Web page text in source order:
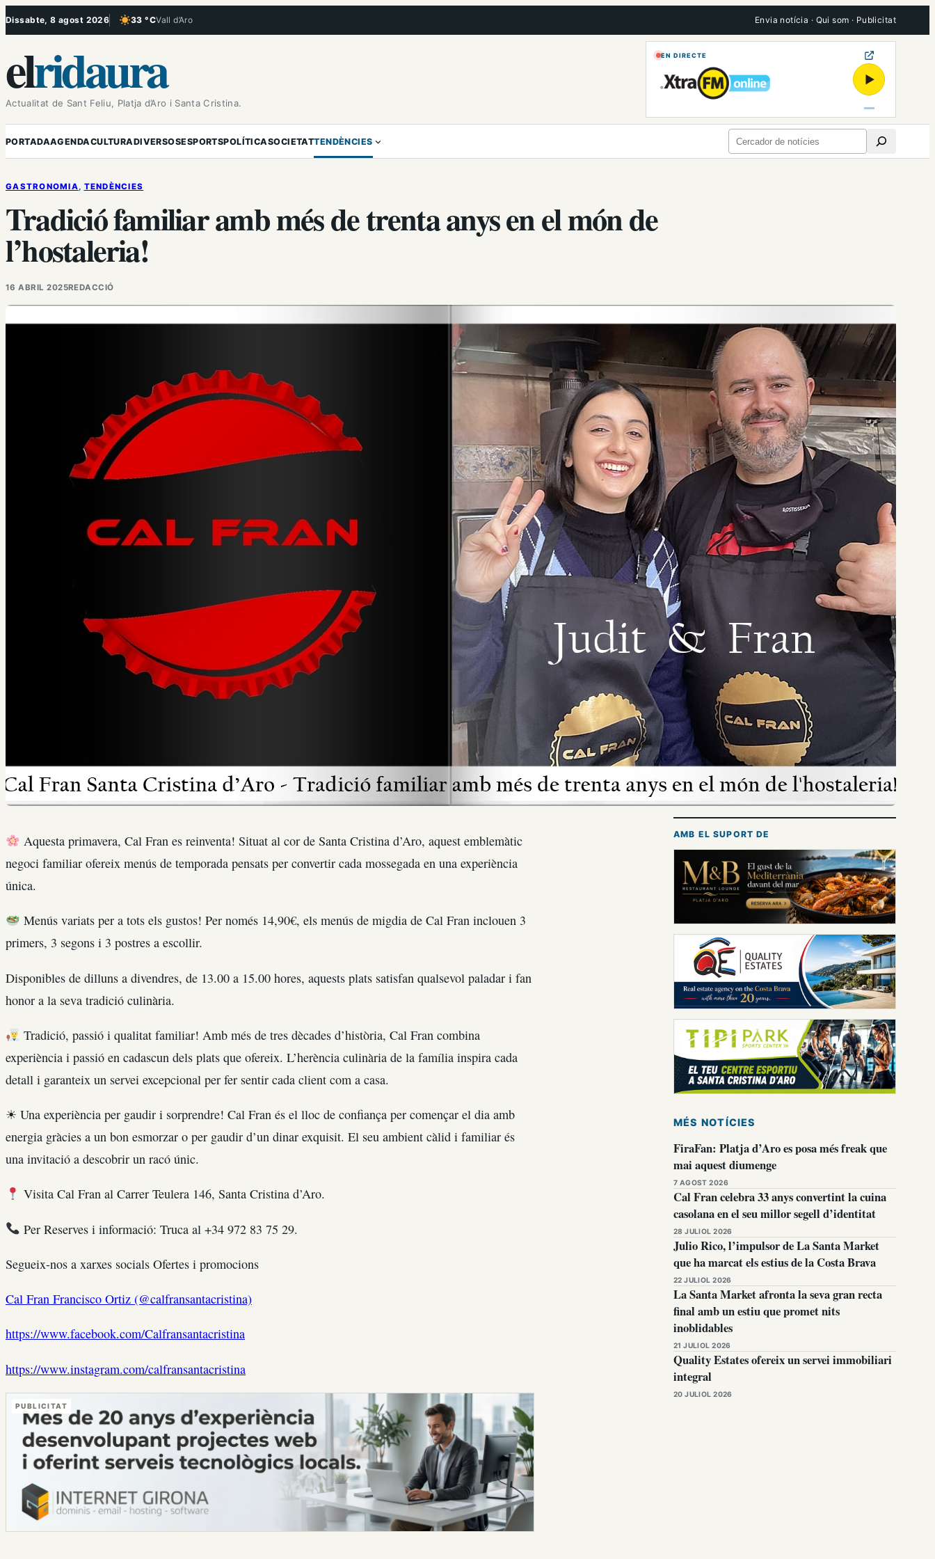
Vés
Dissabte, 8 agost 2026 33 °CVall d’Aro
, Cel serè Envia notícia · Qui som · Publicitat
elridaura
Actualitat de Sant Feliu, Platja d’Aro i Santa Cristina.
EN DIRECTE
▶
PORTADAAGENDACULTURADIVERSOSESPORTSPOLÍTICASOCIETATTENDÈNCIES Cerca
GASTRONOMIA, TENDÈNCIES
Tradició familiar amb més de trenta anys en el món de
l’hostaleria!
16 ABRIL 2025REDACCIÓ
Aquesta primavera, Cal Fran es reinventa! Situat al cor de Santa Cristina d’Aro, aquest emblemàtic
negoci familiar ofereix menús de temporada pensats per convertir cada mossegada en una experiència
única.
Menús variats per a tots els gustos! Per només 14,90€, els menús de migdia de Cal Fran inclouen 3
primers, 3 segons i 3 postres a escollir.
Disponibles de dilluns a divendres, de 13.00 a 15.00 hores, aquests plats satisfan qualsevol paladar i fan
honor a la seva tradició culinària.
Tradició, passió i qualitat familiar! Amb més de tres dècades d’història, Cal Fran combina
experiència i passió en cadascun dels plats que ofereix. L’herència culinària de la família inspira cada
detall i garanteix un servei excepcional per fer sentir cada client com a casa.
☀ Una experiència per gaudir i sorprendre! Cal Fran és el lloc de confiança per començar el dia amb
energia gràcies a un bon esmorzar o per gaudir d’un dinar exquisit. El seu ambient càlid i familiar és
una invitació a descobrir un racó únic.
Visita Cal Fran al Carrer Teulera 146, Santa Cristina d’Aro.
Per Reserves i informació: Truca al +34 972 83 75 29.
Segueix-nos a xarxes socials Ofertes i promocions
Cal Fran Francisco Ortiz (@calfransantacristina)
https://www.facebook.com/Calfransantacristina
https://www.instagram.com/calfransantacristina
PUBLICITAT
AMB EL SUPORT DE
MÉS NOTÍCIES
FiraFan: Platja d’Aro es posa més freak que
mai aquest diumenge
7 AGOST 2026
Cal Fran celebra 33 anys convertint la cuina
casolana en el seu millor segell d’identitat
28 JULIOL 2026
Julio Rico, l’impulsor de La Santa Market
que ha marcat els estius de la Costa Brava
22 JULIOL 2026
La Santa Market afronta la seva gran recta
final amb un estiu que promet nits
inoblidables
21 JULIOL 2026
Quality Estates ofereix un servei immobiliari
integral
20 JULIOL 2026